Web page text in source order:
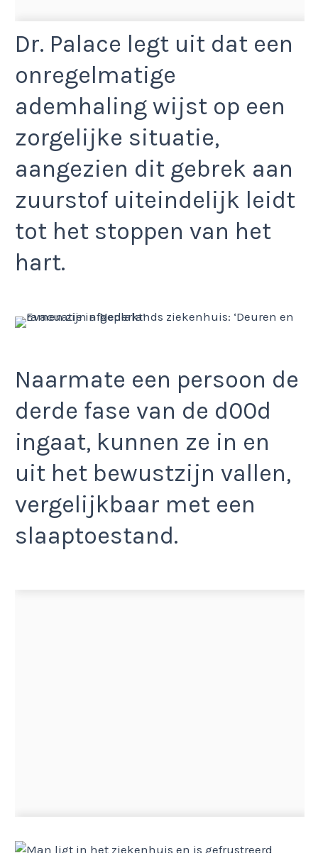
Dr. Palace legt uit dat een
onregelmatige
ademhaling wijst op een
zorgelijke situatie,
aangezien dit gebrek aan
zuurstof uiteindelijk leidt
tot het stoppen van het
hart.
Naarmate een persoon de
derde fase van de d00d
ingaat, kunnen ze in en
uit het bewustzijn vallen,
vergelijkbaar met een
slaaptoestand.